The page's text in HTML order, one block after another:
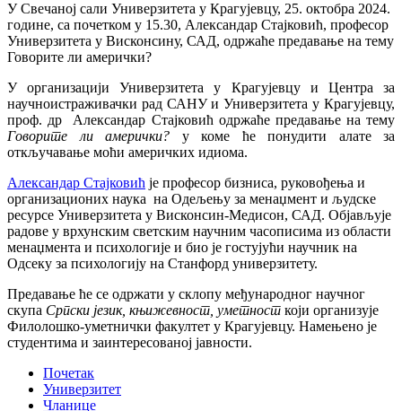
У Свечаној сали Универзитета у Крагујевцу, 25. октобра 2024.
године, са почетком у 15.30, Александар Стајковић, професор
Универзитета у Висконсину, САД, одржаће предавање на тему
Говорите ли амерички?
У организацији Универзитета у Крагујевцу и Центра за
научноистраживачки рад САНУ и Универзитета у Крагујевцу,
проф. др Александар Стајковић одржаће предавање на тему
Говорите ли амерички? у коме ће понудити алате за
откључавање моћи америчких идиома.
Александар Стајковић је професор бизниса, руковођења и
организационих наука на Одељењу за менаџмент и људске
ресурсе Универзитета у Висконсин-Медисон, САД. Објављује
радове у врхунским светским научним часописима из области
менаџмента и психологије и био је гостујући научник на
Одсеку за психологију на Станфорд универзитету.
Предавање ће се одржати у склопу међународног научног
скупа Српски језик, књижевност, уметност који организује
Филолошко-уметнички факултет у Крагујевцу. Намењено је
студентима и заинтерeсованој јавности.
Почетак
Универзитет
Чланице